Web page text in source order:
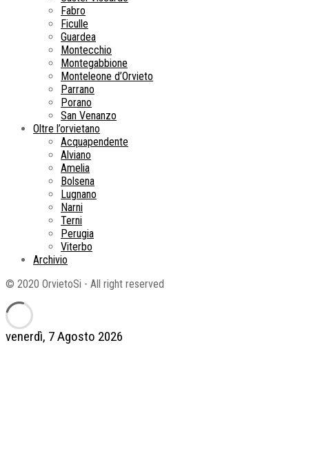
venerdì, 7 Agosto 2026
Fabro
Ficulle
Guardea
Montecchio
Montegabbione
Monteleone d’Orvieto
Parrano
Porano
San Venanzo
Oltre l’orvietano
Acquapendente
Alviano
Amelia
Bolsena
Lugnano
Narni
Terni
Perugia
Viterbo
Archivio
© 2020 OrvietoSi - All right reserved